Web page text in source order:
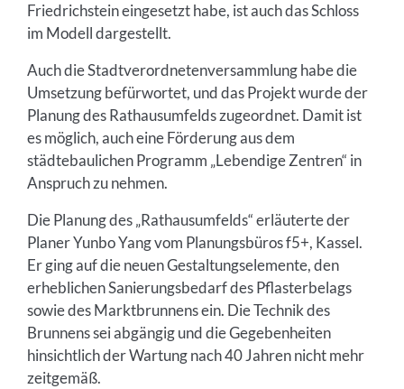
Friedrichstein eingesetzt habe, ist auch das Schloss
im Modell dargestellt.
Auch die Stadtverordnetenversammlung habe die
Umsetzung befürwortet, und das Projekt wurde der
Planung des Rathausumfelds zugeordnet. Damit ist
es möglich, auch eine Förderung aus dem
städtebaulichen Programm „Lebendige Zentren“ in
Anspruch zu nehmen.
Die Planung des „Rathausumfelds“ erläuterte der
Planer Yunbo Yang vom Planungsbüros f5+, Kassel.
Er ging auf die neuen Gestaltungselemente, den
erheblichen Sanierungsbedarf des Pflasterbelags
sowie des Marktbrunnens ein. Die Technik des
Brunnens sei abgängig und die Gegebenheiten
hinsichtlich der Wartung nach 40 Jahren nicht mehr
zeitgemäß.